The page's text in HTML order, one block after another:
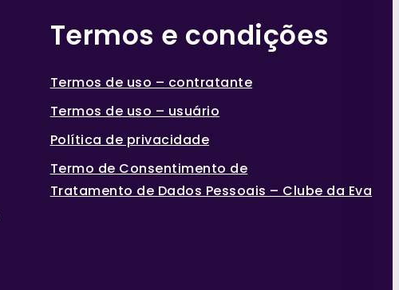
Termos e condições
Termos de uso – contratante
Termos de uso – usuário
Política de privacidade
Termo de Consentimento de
Tratamento de Dados Pessoais – Clube da Eva